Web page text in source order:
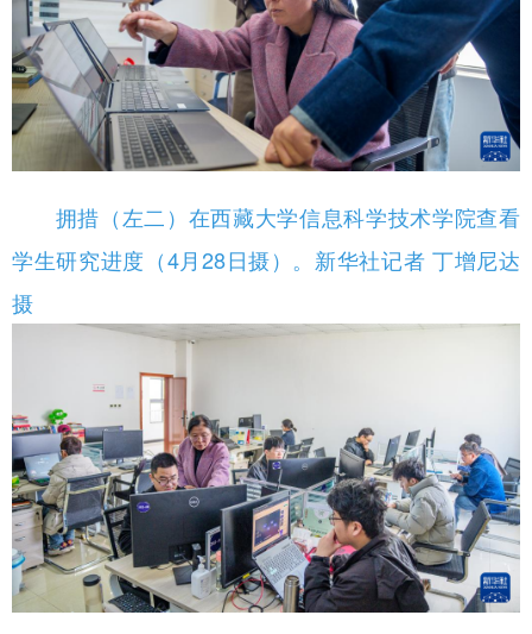
拥措（左二）在西藏大学信息科学技术学院查看
学生研究进度（4月28日摄）。新华社记者 丁增尼达
摄